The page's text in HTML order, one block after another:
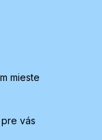
mieste
vás